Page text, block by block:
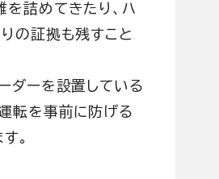
詰めてきたり、ハ
の証拠も残すこと
ダーを設置している
転を事前に防げる
。